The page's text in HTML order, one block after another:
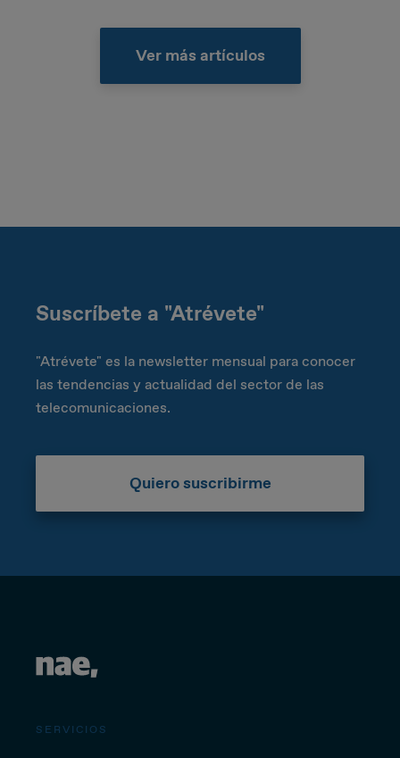
Ver más artículos
Suscríbete a "Atrévete"
"Atrévete" es la newsletter mensual para conocer
las tendencias y actualidad del sector de las
telecomunicaciones.
Quiero suscribirme
SERVICIOS